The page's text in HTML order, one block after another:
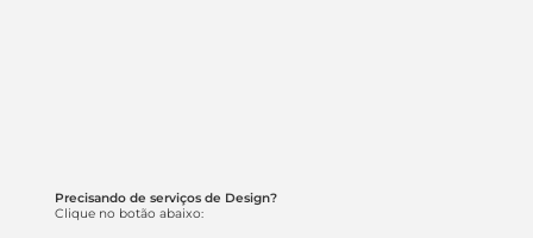
Precisando de serviços de Design?
Clique no botão abaixo: